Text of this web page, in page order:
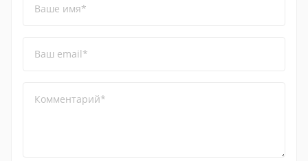
Ваше имя*
Ваш email*
Комментарий*